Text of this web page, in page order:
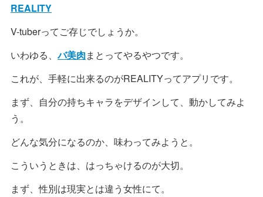
REALITY
V-tuberってご存じでしょうか。
いわゆる、バ美肉まとってやるやつです。
これが、手軽に出来るのがREALITYってアプリです。
まず、自分の持ちキャラをデザインして、動かしてみよ
う。
どんな気分になるのか、味わってみようと。
こういうときは、はっちゃけるのが大切。
まず、性別は現実とは違う女性にて。